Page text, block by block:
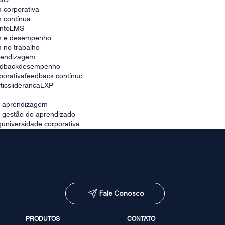
corporativa
contínua
LMS
e desempenho
no trabalho
desempenho
feedback contínuo
liderançaLXP
do aprendizado
universidade corporativa
Fale Conosco
PRODUTOS CONTATO